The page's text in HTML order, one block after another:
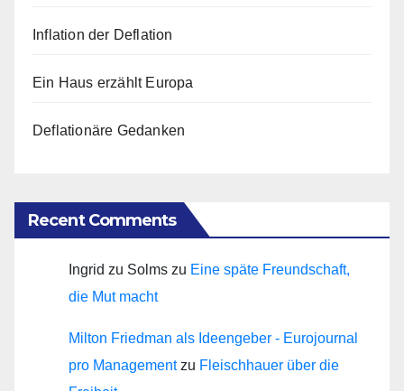
Inflation der Deflation
Ein Haus erzählt Europa
Deflationäre Gedanken
Recent Comments
Ingrid zu Solms zu Eine späte Freundschaft,
die Mut macht
Milton Friedman als Ideengeber - Eurojournal
pro Managementzu Fleischhauer über die